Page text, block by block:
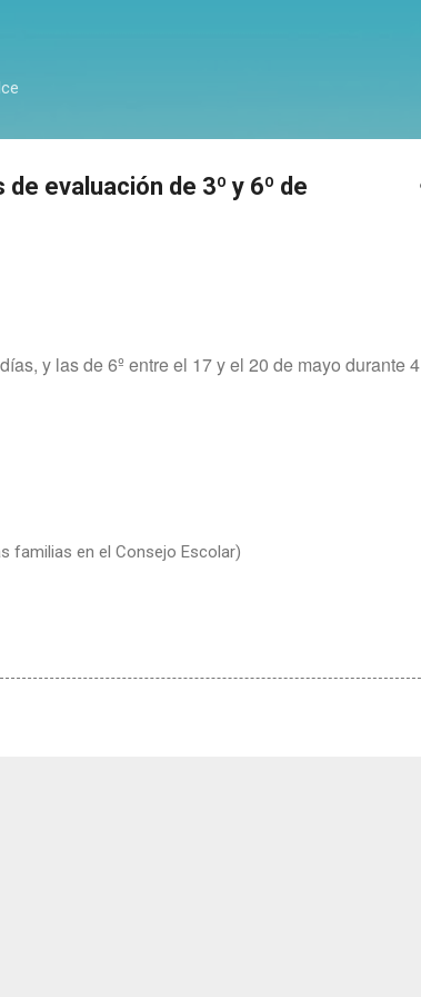
evaluación de 3º y 6º de
y las de 6º entre el 17 y el 20 de mayo durante 4
familias en el Consejo Escolar)